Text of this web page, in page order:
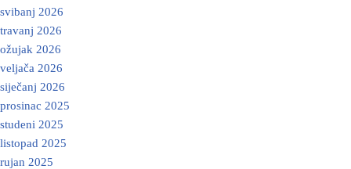
svibanj 2026
travanj 2026
ožujak 2026
veljača 2026
siječanj 2026
prosinac 2025
studeni 2025
listopad 2025
rujan 2025